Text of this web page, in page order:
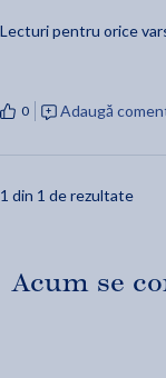
Lecturi pentru orice
0 Adaugă
1 din 1 de rezultate
Acum se